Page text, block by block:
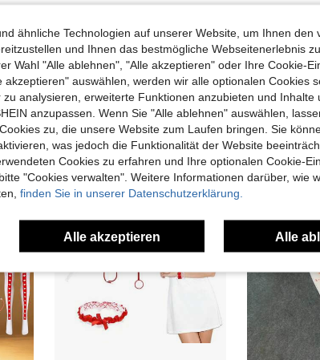
ähnliche Technologien auf unserer Website, um Ihnen den
und Ihnen das bestmögliche Webseitenerlebnis
Wahl "Alle ablehnen", "Alle akzeptieren" oder Ihre Cookie-
akzeptieren" auswählen, werden wir alle optionalen Cookies
analysieren, erweiterte Funktionen anzubieten und Inhalte
anzupassen. Wenn Sie "Alle ablehnen" auswählen,
zu, die unsere Website zum Laufen bringen. Sie
was jedoch die Funktionalität der Website
Cookies zu erfahren und Ihre optionalen Cookie-
"Cookies verwalten". Weitere Informationen darüber, wie
finden Sie in unserer Datenschutzerklärung.
Alle akzeptieren Alle